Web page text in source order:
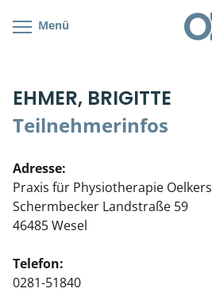
Menü
EHMER, BRIGITTE
Teilnehmerinfos
Adresse:
Praxis für Physiotherapie Oelkers
Schermbecker Landstraße 59
46485 Wesel
Telefon:
0281-51840
Cranial/Neurale Osteopathie
Parietale Osteopathie
Viszerale Osteopathie
Klinische & Praktische Kurse
Live Online-Kurse
Bonus-Programm
Veranstaltungsticket DB
Wissenswertes
Teilnehmerliste
Stellenbörse
Soziales Engagement